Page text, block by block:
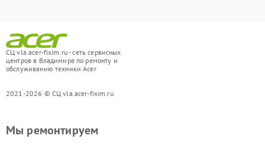
СЦ vla.acer-fixim.ru - сеть сервисных
центров в Владимире по ремонту и
обслуживанию техники Acer
2021-2026 © СЦ vla.acer-fixim.ru
Мы ремонтируем